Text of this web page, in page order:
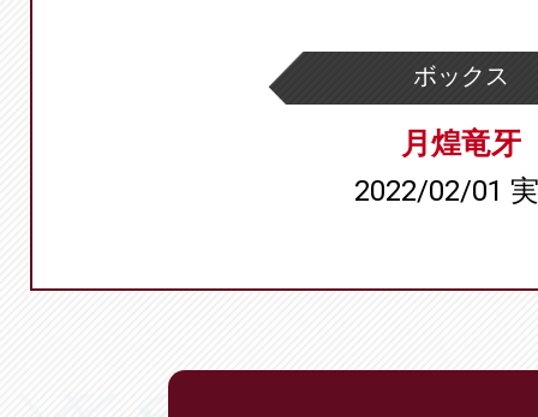
ボックス
月煌竜牙
2022/02/01